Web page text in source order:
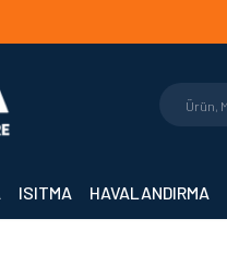
ISITMA HAVALANDIRMA